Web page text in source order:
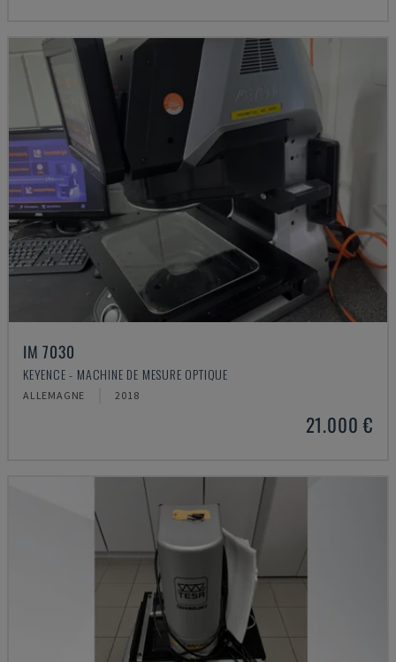
IM 7030
KEYENCE - MACHINE DE MESURE OPTIQUE
ALLEMAGNE 2018
21.000 €